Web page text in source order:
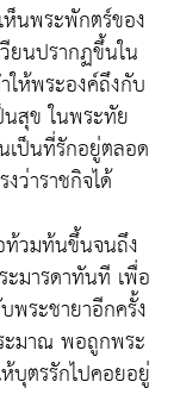
ห็นพระพักตร์ของ
ยนปรากฏขึ้นใน
ให้พระองค์ถึงกับ
สุข ในพระทัย
ป็นที่รักอยู่ตลอด
ว่าราชกิจได้
ท้วมท้นขึ้นจนถึง
ะมารดาทันที เพื่อ
พระชายาอีกครั้ง
ะมาณ พอถูกพระ
บุตรรักไปคอยอยู่